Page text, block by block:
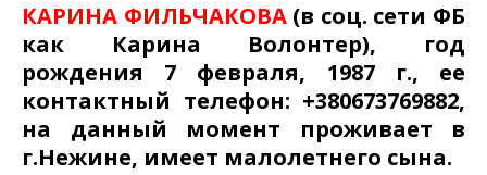
КАРИНА ФИЛЬЧАКОВА(в соц. сети ФБ
как Карина Волонтер), год
рождения 7 февраля, 1987 г., ее
контактный телефон: +380673769882,
на данный момент проживает в
г.Нежине, имеет малолетнего сына.